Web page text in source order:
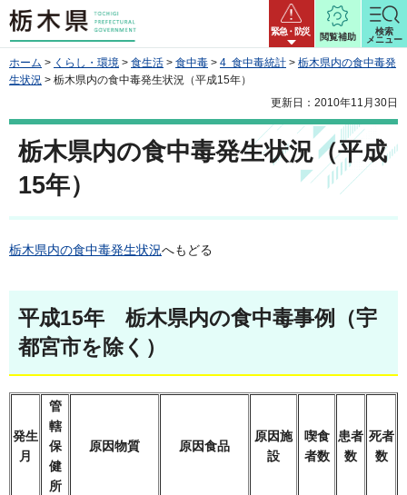
栃木県 緊急・防災
閲覧補助
検索
メニュー
ホーム > くらし・環境 > 食生活 > 食中毒 > 4 食中毒統計 > 栃木県内の食中毒発
生状況 > 栃木県内の食中毒発生状況（平成15年）
更新日：2010年11月30日
栃木県内の食中毒発生状況（平成
15年）
栃木県内の食中毒発生状況へもどる
平成15年 栃木県内の食中毒事例（宇
都宮市を除く）
発生
月
管
轄
保
健
所
原因物質 原因食品
原因施
設
喫食
者数
患者
数
死者
数